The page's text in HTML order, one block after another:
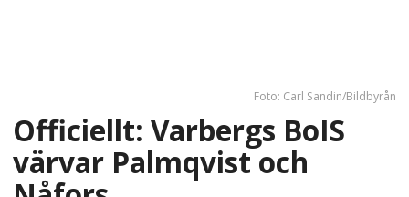
Foto: Carl Sandin/Bildbyrån
Officiellt: Varbergs BoIS
värvar Palmqvist och